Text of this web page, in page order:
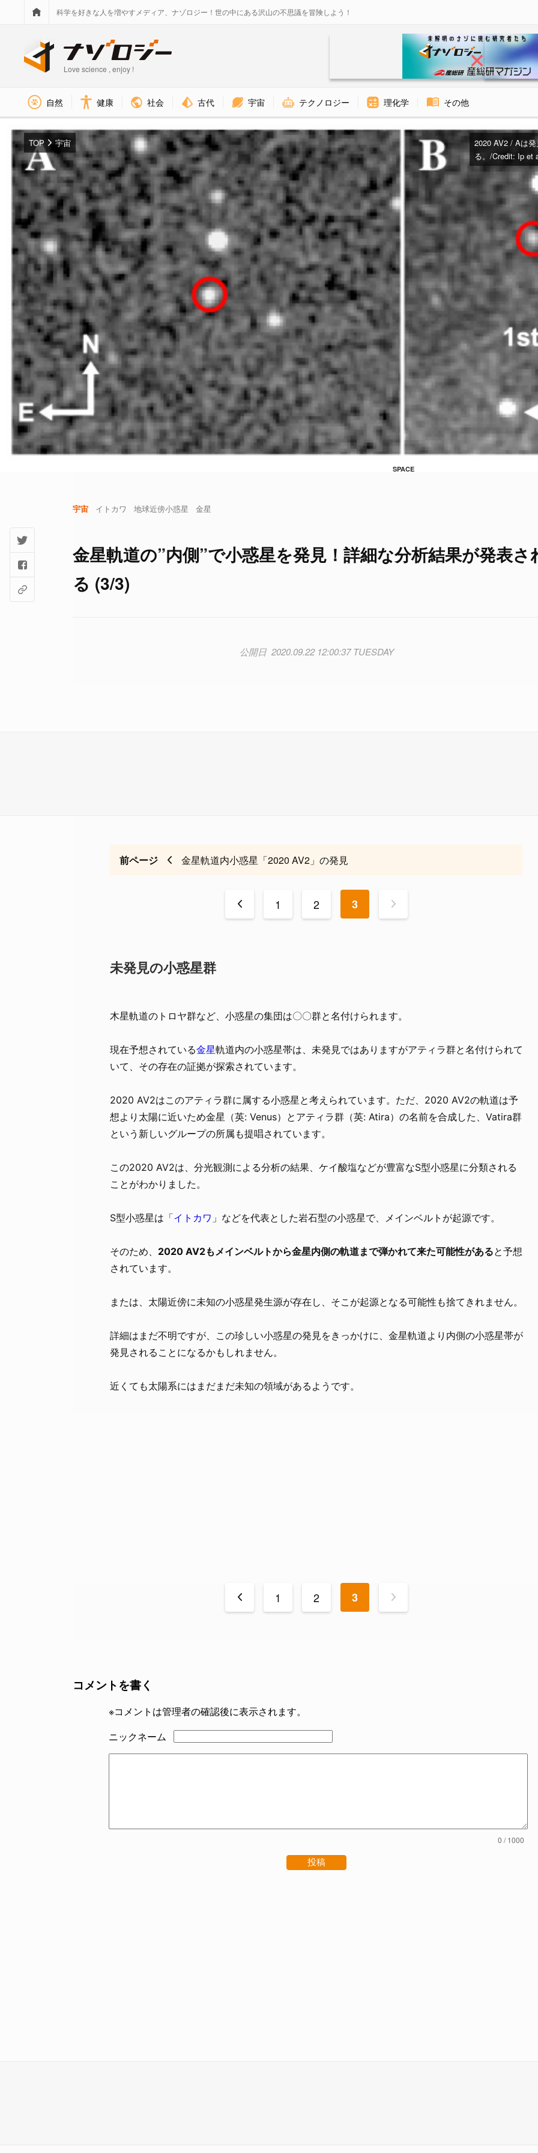
科学を好きな人を増やすメディア、ナゾロジー！世の中にある沢山の不思議を冒険しよう！
Love science , enjoy !
自然 健康 社会 古代 宇宙 テクノロジー 理化学 その他
2020 AV2 / Aは
る。/Credit: Ip et
SPACE
TOP 宇宙
宇宙 イトカワ 地球近傍小惑星 金星
金星軌道の”内側”で小惑星を発見！詳細な分析結果が発表さ
る (3/3)
2020.09.22 12:00:37 TUESDAY
前ページ 金星軌道内小惑星「2020 AV2」の発見
< 1 2 3 >
未発見の小惑星群
木星軌道のトロヤ群など、小惑星の集団は〇〇群と名付けられます。
現在予想されている金星軌道内の小惑星帯は、未発見ではありますがアティラ群と名付けられて
いて、その存在の証拠が探索されています。
2020 AV2はこのアティラ群に属する小惑星と考えられています。ただ、2020 AV2の軌道は予
想より太陽に近いため金星（英: Venus）とアティラ群（英: Atira）の名前を合成した、Vatira群
という新しいグループの所属も提唱されています。
この2020 AV2は、分光観測による分析の結果、ケイ酸塩などが豊富なS型小惑星に分類される
ことがわかりました。
S型小惑星は「イトカワ 」などを代表とした岩石型の小惑星で、メインベルトが起源です。
そのため、 2020 AV2もメインベルトから金星内側の軌道まで弾かれて来た可能性があると予想
されています。
または、太陽近傍に未知の小惑星発生源が存在し、そこが起源となる可能性も捨てきれません。
詳細はまだ不明ですが、この珍しい小惑星の発見をきっかけに、金星軌道より内側の小惑星帯が
発見されることになるかもしれません。
近くても太陽系にはまだまだ未知の領域があるようです。
< 1 2 3 >
コメントを書く
※コメントは管理者の確認後に表示されます。
ニックネーム
0 / 1000